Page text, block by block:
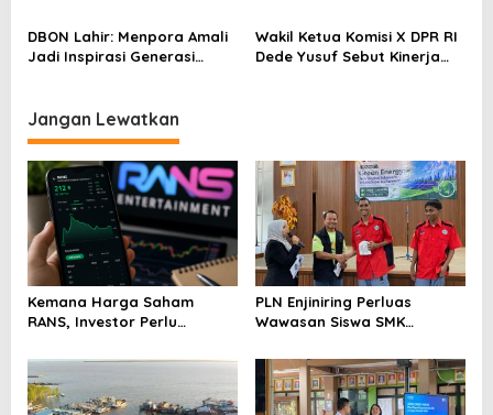
DBON Lahir: Menpora Amali
Jadi Inspirasi Generasi
Wakil Ketua Komisi X DPR RI
Dede Yusuf Sebut Kinerja
Jangan Lewatkan
Kemana Harga Saham
RANS, Investor Perlu
Menghindari Spekulasi
Berlebihan
PLN Enjiniring Perluas
Wawasan Siswa SMK
Perubahan Iklim